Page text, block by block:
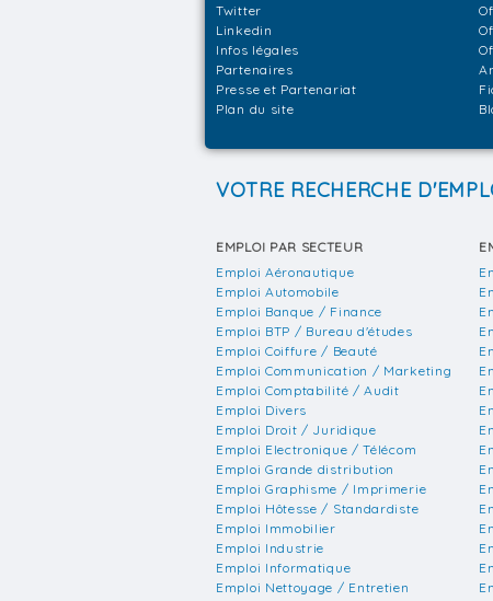
Twitter
Linkedin
Infos légales
Partenaires
Presse et Partenariat
Plan du site
VOTRE RECHERCHE
EMPLOI PAR SECTEUR
Emploi Aéronautique
Emploi Automobile
Emploi Banque / Finance
Emploi BTP / Bureau d'études
Emploi Coiffure / Beauté
Emploi Communication / Marketing
Emploi Comptabilité / Audit
Emploi Divers
Emploi Droit / Juridique
Emploi Electronique / Télécom
Emploi Grande distribution
Emploi Graphisme / Imprimerie
Emploi Hôtesse / Standardiste
Emploi Immobilier
Emploi Industrie
Emploi Informatique
Emploi Nettoyage / Entretien